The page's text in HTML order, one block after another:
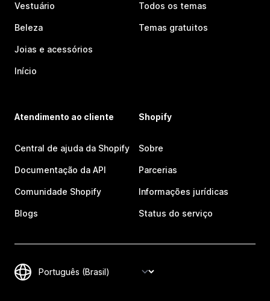
Vestuário
Beleza
Joias e acessórios
Início
Todos os temas
Temas gratuitos
Atendimento ao cliente
Central de ajuda da Shopify
Documentação da API
Comunidade Shopify
Blogs
Shopify
Sobre
Parcerias
Informações jurídicas
Status do serviço